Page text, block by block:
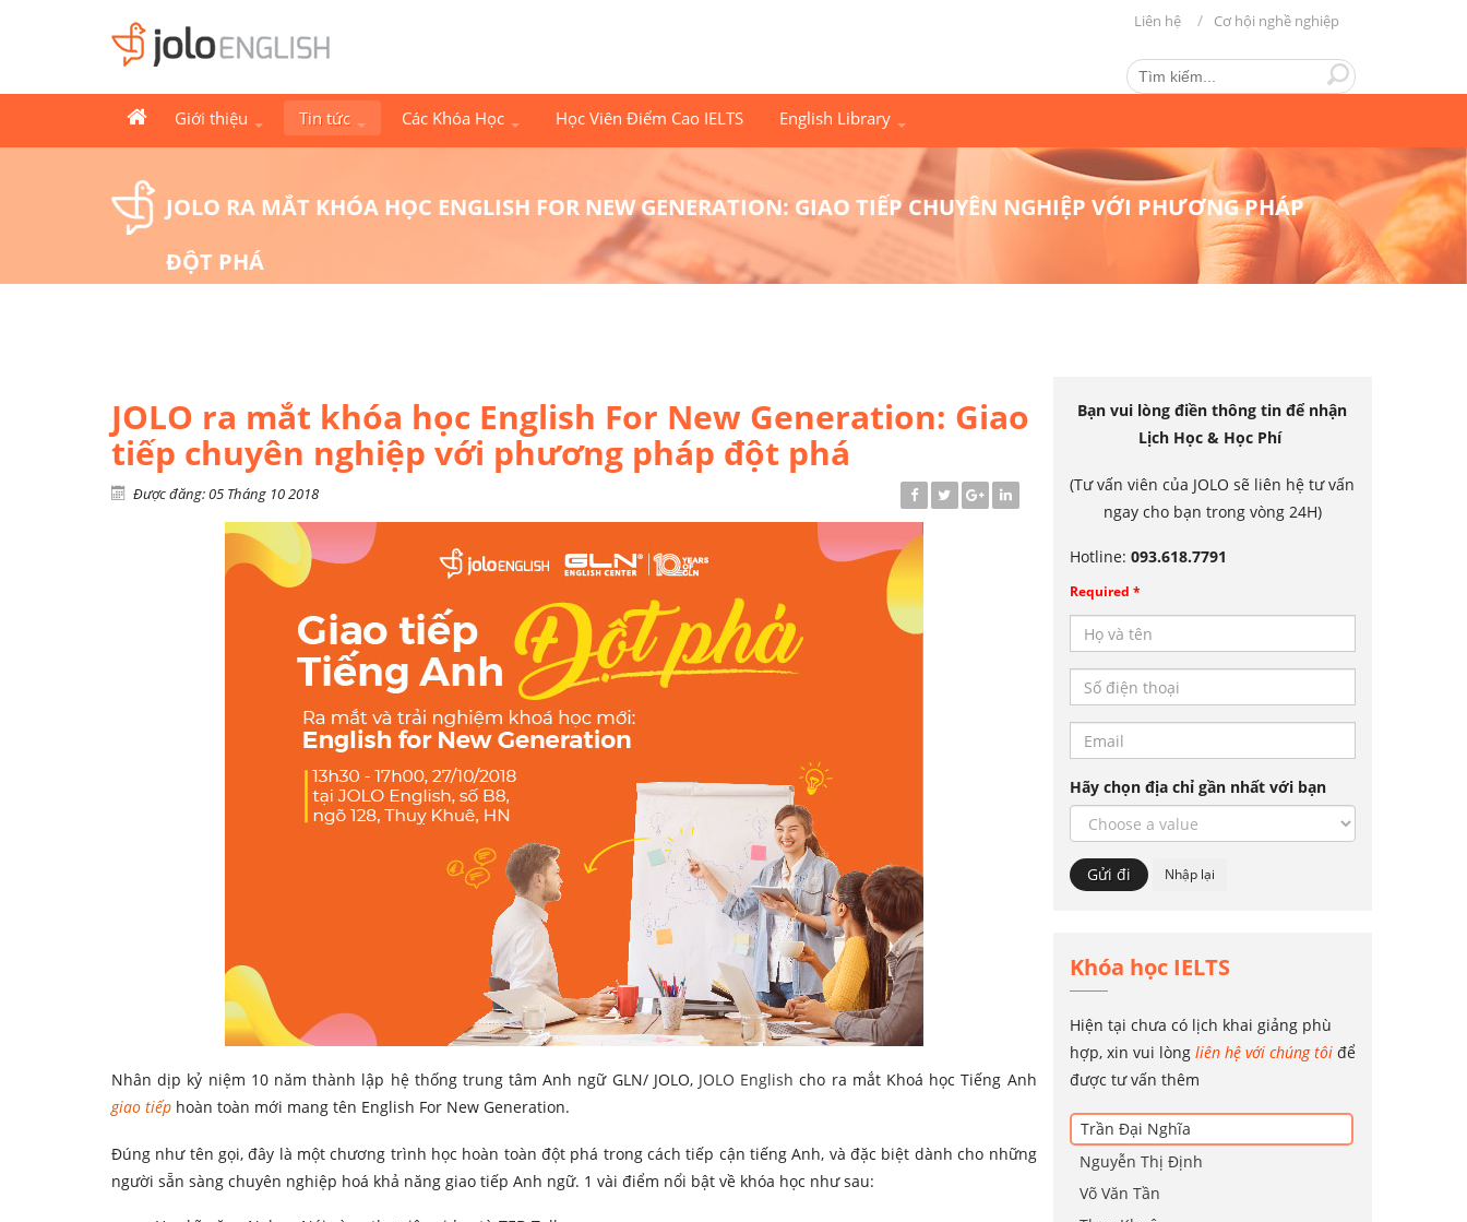
Liên hệ Cơ hội nghề nghiệp
Giới thiệu Tin tức Các Khóa Học Học Viên Điểm Cao IELTS English Library
JOLO RA MẮT KHÓA HỌC ENGLISH FOR NEW GENERATION: GIAO TIẾP CHUYÊN NGHIỆP VỚI PHƯƠNG PHÁP
ĐỘT PHÁ
JOLO ra mắt khóa học English For New Generation: Giao
tiếp chuyên nghiệp với phương pháp đột phá
Được đăng: 05 Tháng 10 2018
Nhân dịp kỷ niệm 10 năm thành lập hệ thống trung tâm Anh ngữ GLN/ JOLO, JOLO English cho ra mắt Khoá học Tiếng Anh
giao tiếp hoàn toàn mới mang tên English For New Generation.
Đúng như tên gọi, đây là một chương trình học hoàn toàn đột phá trong cách tiếp cận tiếng Anh, và đặc biệt dành cho những
người sẵn sàng chuyên nghiệp hoá khả năng giao tiếp Anh ngữ. 1 vài điểm nổi bật về khóa học như sau:
Bạn vui lòng điền thông tin để nhận
Lịch Học & Học Phí
(Tư vấn viên của JOLO sẽ liên hệ tư vấn
ngay cho bạn trong vòng 24H)
Hotline: 093.618.7791
Required *
Hãy chọn địa chỉ gần nhất với bạn
Khóa học IELTS
Hiện tại chưa có lịch khai giảng phù
hợp, xin vui lòng liên hệ với chúng tôiđể
được tư vấn thêm
Trần Đại Nghĩa
Nguyễn Thị Định
Võ Văn Tần